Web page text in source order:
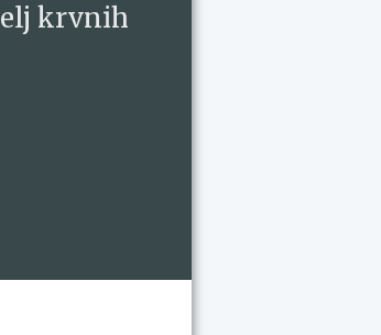
krvnih